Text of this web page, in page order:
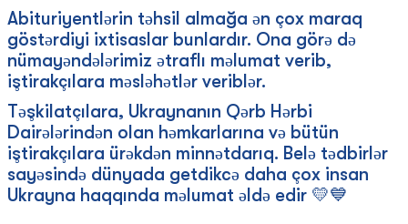
Abituriyentlərin təhsil almağa ən çox maraq
göstərdiyi ixtisaslar bunlardır. Ona görə də
nümayəndələrimiz ətraflı məlumat verib,
iştirakçılara məsləhətlər veriblər.
Təşkilatçılara, Ukraynanın Qərb Hərbi
Dairələrindən olan həmkarlarına və bütün
iştirakçılara ürəkdən minnətdarıq. Belə tədbirlər
sayəsində dünyada getdikcə daha çox insan
Ukrayna haqqında məlumat əldə edir 💛💙